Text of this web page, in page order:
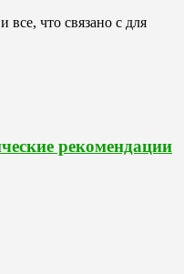
что связано с для
рекомендации